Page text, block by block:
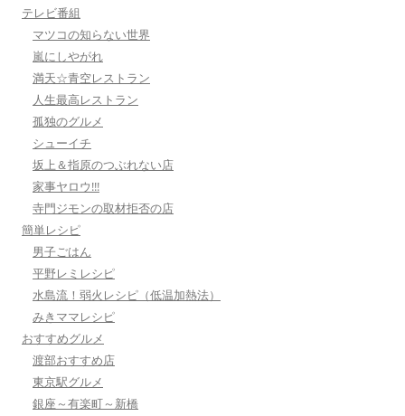
テレビ番組
マツコの知らない世界
嵐にしやがれ
満天☆青空レストラン
人生最高レストラン
孤独のグルメ
シューイチ
坂上＆指原のつぶれない店
家事ヤロウ!!!
寺門ジモンの取材拒否の店
簡単レシピ
男子ごはん
平野レミレシピ
水島流！弱火レシピ（低温加熱法）
みきママレシピ
おすすめグルメ
渡部おすすめ店
東京駅グルメ
銀座～有楽町～新橋